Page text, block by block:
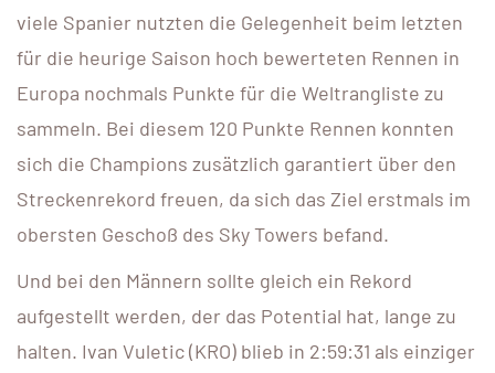
viele Spanier nutzten die Gelegenheit beim letzten
für die heurige Saison hoch bewerteten Rennen in
Europa nochmals Punkte für die Weltrangliste zu
sammeln. Bei diesem 120 Punkte Rennen konnten
sich die Champions zusätzlich garantiert über den
Streckenrekord freuen, da sich das Ziel erstmals im
obersten Geschoß des Sky Towers befand.
Und bei den Männern sollte gleich ein Rekord
aufgestellt werden, der das Potential hat, lange zu
halten. Ivan Vuletic (KRO) blieb in 2:59:31 als einziger